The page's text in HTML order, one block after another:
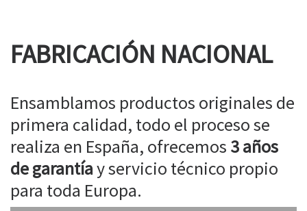
FABRICACIÓN NACIONAL
Ensamblamos productos originales de
primera calidad, todo el proceso se
realiza en España, ofrecemos 3 años
de garantíay servicio técnico propio
para toda Europa.